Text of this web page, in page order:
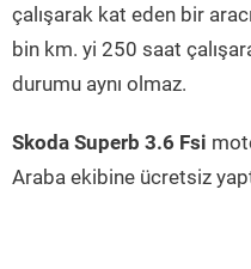
çalışarak kat eden bir
bin km. yi 250 saat
durumu aynı olmaz.
Skoda Superb 3.6 Fsi
Araba ekibine ücretsiz